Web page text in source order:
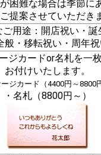
困難な場合は季節に
提案させていただき
ご用途：開店祝い・誕
般・移転祝い・周年
ジカードor名札を一
お付けいたします。
ジカード（4400円～8800
・名札（8800円～）